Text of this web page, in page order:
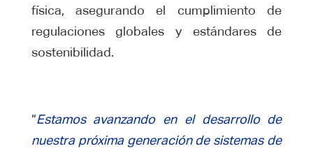
física, asegurando el cumplimiento de
regulaciones globales y estándares de
sostenibilidad.
“Estamos avanzando en el desarrollo de
nuestra próxima generación de sistemas de